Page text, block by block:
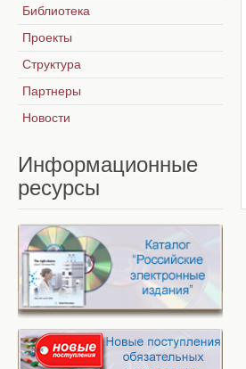
Библиотека
Проекты
Структура
Партнеры
Новости
Информационные
ресурсы